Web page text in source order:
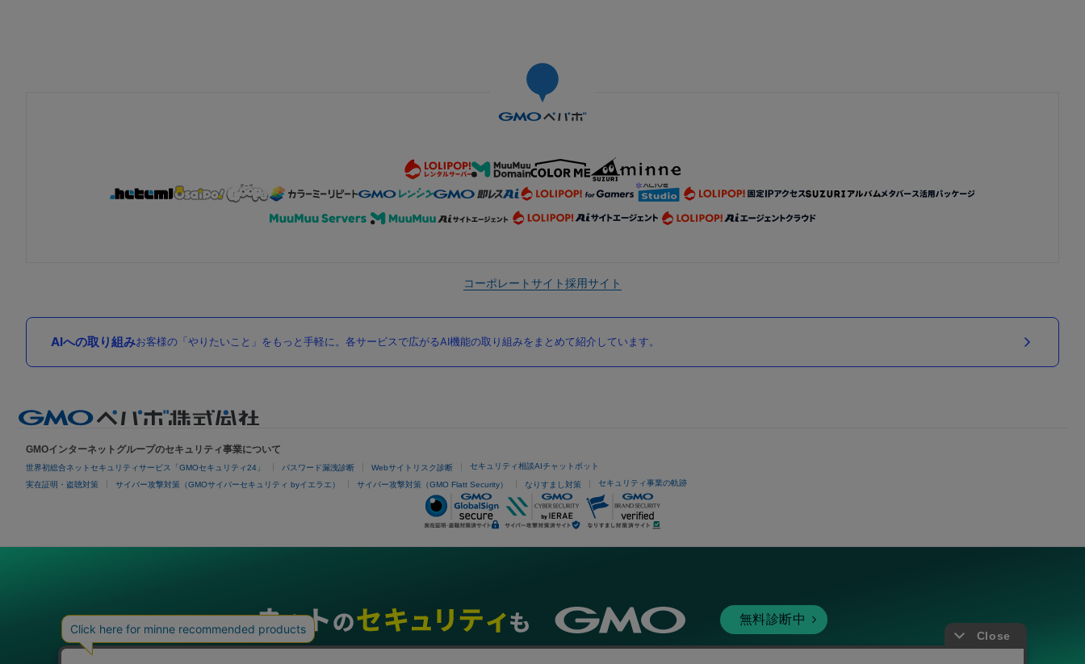
コーポレートサイト採用サイト
AIへの取り組みお客様の「やりたいこと」をもっと手軽に。各サービスで広がるAI機能の取り組みをまとめて紹介しています。
GMOインターネットグループのセキュリティ事業について
世界初総合ネットセキュリティサービス「GMOセキュリティ24」 パスワード漏洩診断 Webサイトリスク診断 セキュリティ相談AIチャットボット
実在証明・盗聴対策 サイバー攻撃対策（GMOサイバーセキュリティ byイエラエ） サイバー攻撃対策（GMO Flatt Security） なりすまし対策 セキュリティ事業の軌跡
無料診断中